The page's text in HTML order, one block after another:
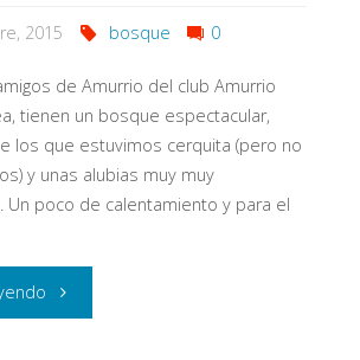
2015 bosque 0
de Amurrio del club Amurrio
tienen un bosque espectacular,
los que estuvimos cerquita (pero no
y unas alubias muy muy
Un poco de calentamiento y para el
"Amurrio"